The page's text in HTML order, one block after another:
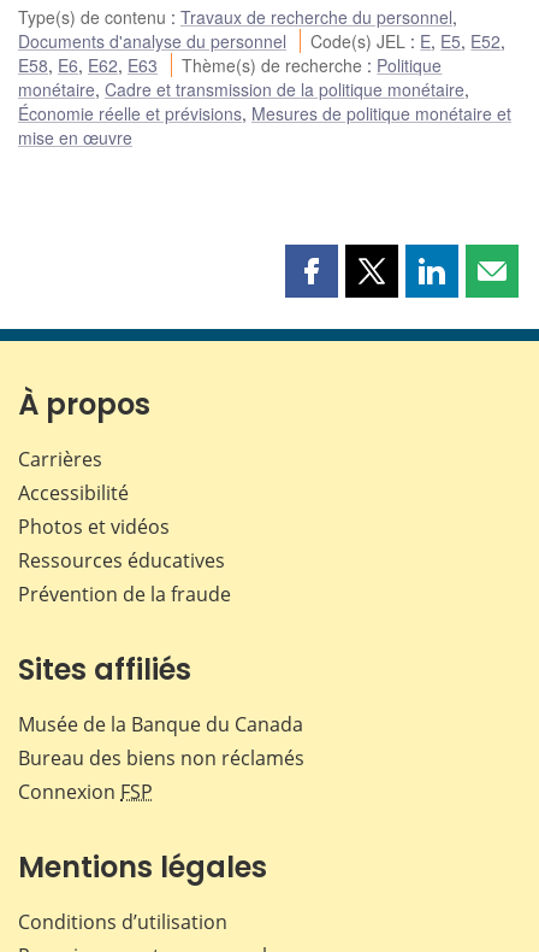
Type(s) de contenu : Travaux de recherche du personnel,
Documents d'analyse du personnel
Code(s) JEL : E, E5, E52,
E58, E6, E62, E63 Thème(s) de recherche : Politique
monétaire, Cadre et transmission de la politique monétaire,
Économie réelle et prévisions, Mesures de politique monétaire et
mise en œuvre
Partager
page
Partager
page
Partager
page page
À propos
Carrières
Accessibilité
Photos et vidéos
Ressources éducatives
Prévention de la fraude
Sites affiliés
Musée de la Banque du Canada
Bureau des biens non réclamés
Connexion FSP
Mentions légales
Conditions d’utilisation